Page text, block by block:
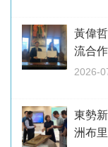
黃偉
流合
2026-
東勢
洲布